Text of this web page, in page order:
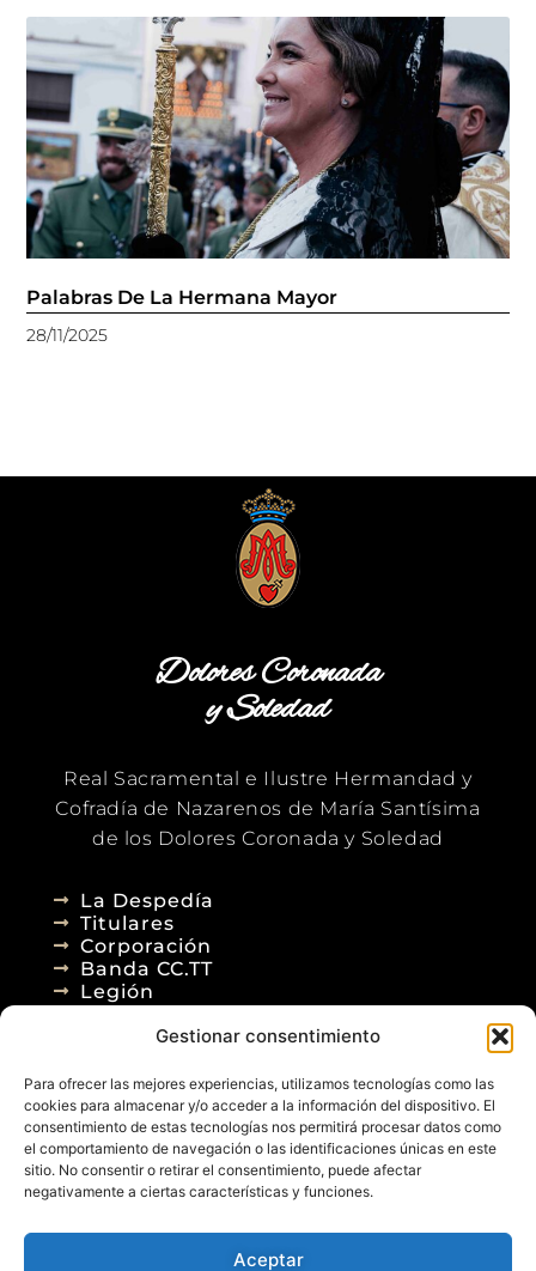
Gestionar consentimiento
Para ofrecer las mejores experiencias, utilizamos tecnologías como las
cookies para almacenar y/o acceder a la información del dispositivo. El
consentimiento de estas tecnologías nos permitirá procesar datos como
el comportamiento de navegación o las identificaciones únicas en este
sitio. No consentir o retirar el consentimiento, puede afectar
negativamente a ciertas características y funciones.
Aceptar
Palabras De La Hermana Mayor
28/11/2025
Dolores Coronada
y Soledad
Real Sacramental e Ilustre Hermandad y
Cofradía de Nazarenos de María Santísima
de los Dolores Coronada y Soledad
La Despedía
Titulares
Corporación
Banda CC.TT
Legión
Agenda
Blog
Contacto